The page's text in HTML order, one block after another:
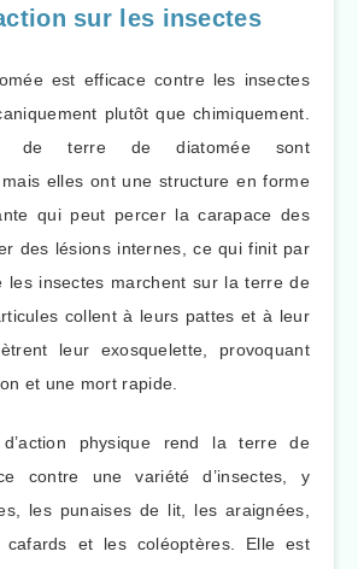
sur les insectes
est efficace contre les insectes
plutôt que chimiquement.
de terre de diatomée sont
elles ont une structure en forme
qui peut percer la carapace des
des lésions internes, ce qui finit par
les insectes marchent sur la terre de
collent à leurs pattes et à leur
leur exosquelette, provoquant
et une mort rapide.
physique rend la terre de
contre une variété d’insectes, y
les punaises de lit, les araignées,
et les coléoptères. Elle est